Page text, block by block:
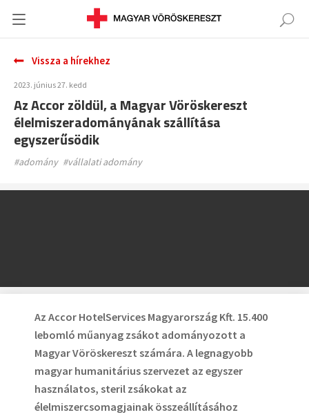
Vissza a hírekhez
2023. június 27. kedd
Az Accor zöldül, a Magyar Vöröskereszt
élelmiszeradományának szállítása
egyszerűsödik
#adomány #vállalati adomány
Az Accor HotelServices Magyarország Kft. 15.400
lebomló műanyag zsákot adományozott a
Magyar Vöröskereszt számára. A legnagyobb
magyar humanitárius szervezet az egyszer
használatos, steril zsákokat az
élelmiszercsomagjainak összeállításához